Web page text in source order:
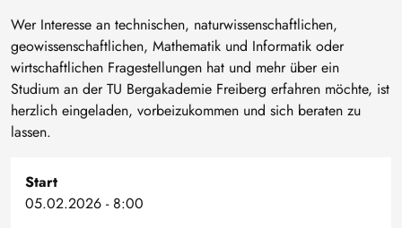
Wer Interesse an technischen, naturwissenschaftlichen,
geowissenschaftlichen, Mathematik und Informatik oder
wirtschaftlichen Fragestellungen hat und mehr über ein
Studium an der TU Bergakademie Freiberg erfahren möchte, ist
herzlich eingeladen, vorbeizukommen und sich beraten zu
lassen.
Start
05.02.2026 - 8:00